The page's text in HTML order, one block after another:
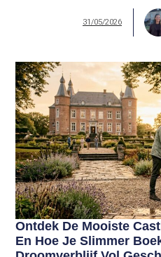
31/05/2026
Ontdek De Mooiste
En Hoe Je Slimmer